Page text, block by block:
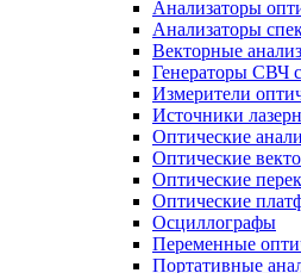
Анализаторы
Анализаторы
Векторные
Генераторы СВЧ
Измерители
Источники
Оптические
Оптические
Оптические
Оптические
Осциллографы
Переменные
Портативные